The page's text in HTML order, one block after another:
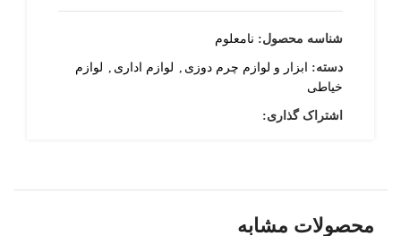
شناسه محصول: نامعلوم
دسته: ابزار و لوازم چرم دوزی , لوازم اداری , لوازم
خیاطی
اشتراک گذاری:
محصولات مشابه